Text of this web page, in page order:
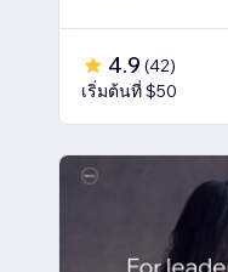
4.9 (42)
เริ่มต้นที่ $50